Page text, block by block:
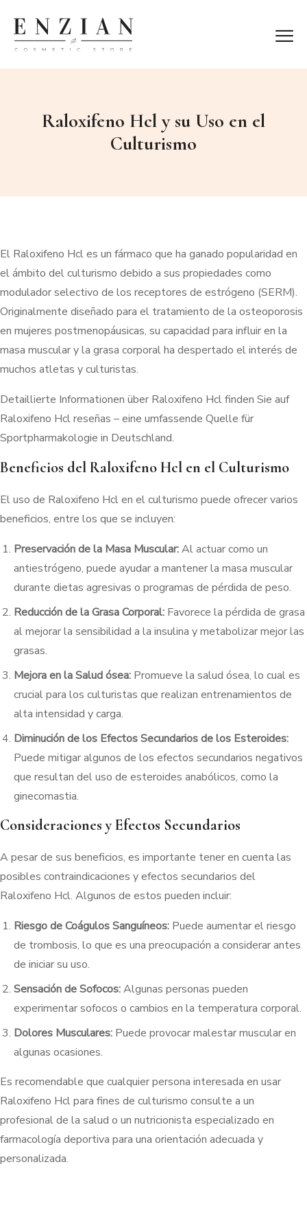
Raloxifeno Hcl y su Uso en el
Culturismo
El Raloxifeno Hcl es un fármaco que ha ganado popularidad en
el ámbito del culturismo debido a sus propiedades como
modulador selectivo de los receptores de estrógeno (SERM).
Originalmente diseñado para el tratamiento de la osteoporosis
en mujeres postmenopáusicas, su capacidad para influir en la
masa muscular y la grasa corporal ha despertado el interés de
muchos atletas y culturistas.
Detaillierte Informationen über Raloxifeno Hcl finden Sie auf
Raloxifeno Hcl reseñas – eine umfassende Quelle für
Sportpharmakologie in Deutschland.
Beneficios del Raloxifeno Hcl en el Culturismo
El uso de Raloxifeno Hcl en el culturismo puede ofrecer varios
beneficios, entre los que se incluyen:
Preservación de la Masa Muscular:Al actuar como un
antiestrógeno, puede ayudar a mantener la masa muscular
durante dietas agresivas o programas de pérdida de peso.
Reducción de la Grasa Corporal: Favorece la pérdida de grasa
al mejorar la sensibilidad a la insulina y metabolizar mejor las
grasas.
Mejora en la Salud ósea: Promueve la salud ósea, lo cual es
crucial para los culturistas que realizan entrenamientos de
alta intensidad y carga.
Diminución de los Efectos Secundarios de los Esteroides:
Puede mitigar algunos de los efectos secundarios negativos
que resultan del uso de esteroides anabólicos, como la
ginecomastia.
Consideraciones y Efectos Secundarios
A pesar de sus beneficios, es importante tener en cuenta las
posibles contraindicaciones y efectos secundarios del
Raloxifeno Hcl. Algunos de estos pueden incluir:
Riesgo de Coágulos Sanguíneos: Puede aumentar el riesgo
de trombosis, lo que es una preocupación a considerar antes
de iniciar su uso.
Sensación de Sofocos:Algunas personas pueden
experimentar sofocos o cambios en la temperatura corporal.
Dolores Musculares: Puede provocar malestar muscular en
algunas ocasiones.
Es recomendable que cualquier persona interesada en usar
Raloxifeno Hcl para fines de culturismo consulte a un
profesional de la salud o un nutricionista especializado en
farmacología deportiva para una orientación adecuada y
personalizada.